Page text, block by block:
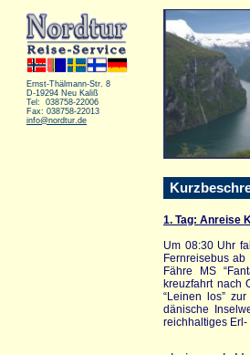
Ernst-Thälmann-Str. 8
D-19294 Neu Kaliß
Tel: 038758-22006
Fax: 038758-22013
info@nordtur.de
1. Tag: Anreise
Um 08:30 Uhr
Fernreisebus
Fähre MS
kreuzfahrt nach
“Leinen los”
dänische
reichhaltiges Erl-